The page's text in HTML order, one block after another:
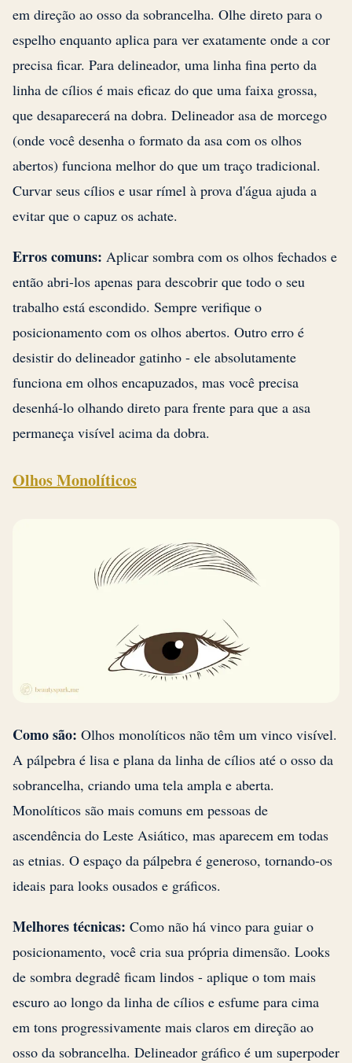
em direção ao osso da sobrancelha. Olhe direto para o
espelho enquanto aplica para ver exatamente onde a cor
precisa ficar. Para delineador, uma linha fina perto da
linha de cílios é mais eficaz do que uma faixa grossa,
que desaparecerá na dobra. Delineador asa de morcego
(onde você desenha o formato da asa com os olhos
abertos) funciona melhor do que um traço tradicional.
Curvar seus cílios e usar rímel à prova d'água ajuda a
evitar que o capuz os achate.
Erros comuns: Aplicar sombra com os olhos fechados e
então abri-los apenas para descobrir que todo o seu
trabalho está escondido. Sempre verifique o
posicionamento com os olhos abertos. Outro erro é
desistir do delineador gatinho - ele absolutamente
funciona em olhos encapuzados, mas você precisa
desenhá-lo olhando direto para frente para que a asa
permaneça visível acima da dobra.
Olhos Monolíticos
Como são: Olhos monolíticos não têm um vinco visível.
A pálpebra é lisa e plana da linha de cílios até o osso da
sobrancelha, criando uma tela ampla e aberta.
Monolíticos são mais comuns em pessoas de
ascendência do Leste Asiático, mas aparecem em todas
as etnias. O espaço da pálpebra é generoso, tornando-os
ideais para looks ousados e gráficos.
Melhores técnicas: Como não há vinco para guiar o
posicionamento, você cria sua própria dimensão. Looks
de sombra degradê ficam lindos - aplique o tom mais
escuro ao longo da linha de cílios e esfume para cima
em tons progressivamente mais claros em direção ao
osso da sobrancelha. Delineador gráfico é um superpoder